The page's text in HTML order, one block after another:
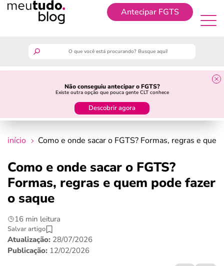
Antecipar FGTS
Não conseguiu antecipar o FGTS?
Existe outra opção que pouca gente CLT conhece
Descobrir agora
Antecipar FGTS
guia do trabalhador
crédito fácil
últimas notícias
ferramentas
início Como e onde sacar o FGTS? Formas, regras e
Como e onde sacar o FGTS?
Formas, regras e quem pode fazer
o saque
16 min leitura
Salvar artigo
Atualização: 28/07/2026
Publicação: 12/02/2026